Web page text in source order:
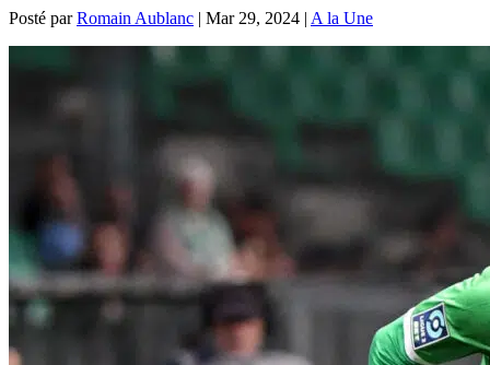
Posté parRomain Aublanc | Mar 29, 2024 | A la Une